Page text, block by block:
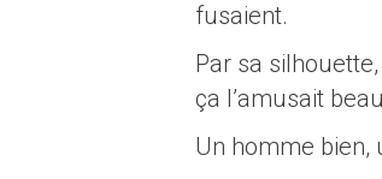
fusaient.
Par sa
ça l’amusait
Un homme bien,